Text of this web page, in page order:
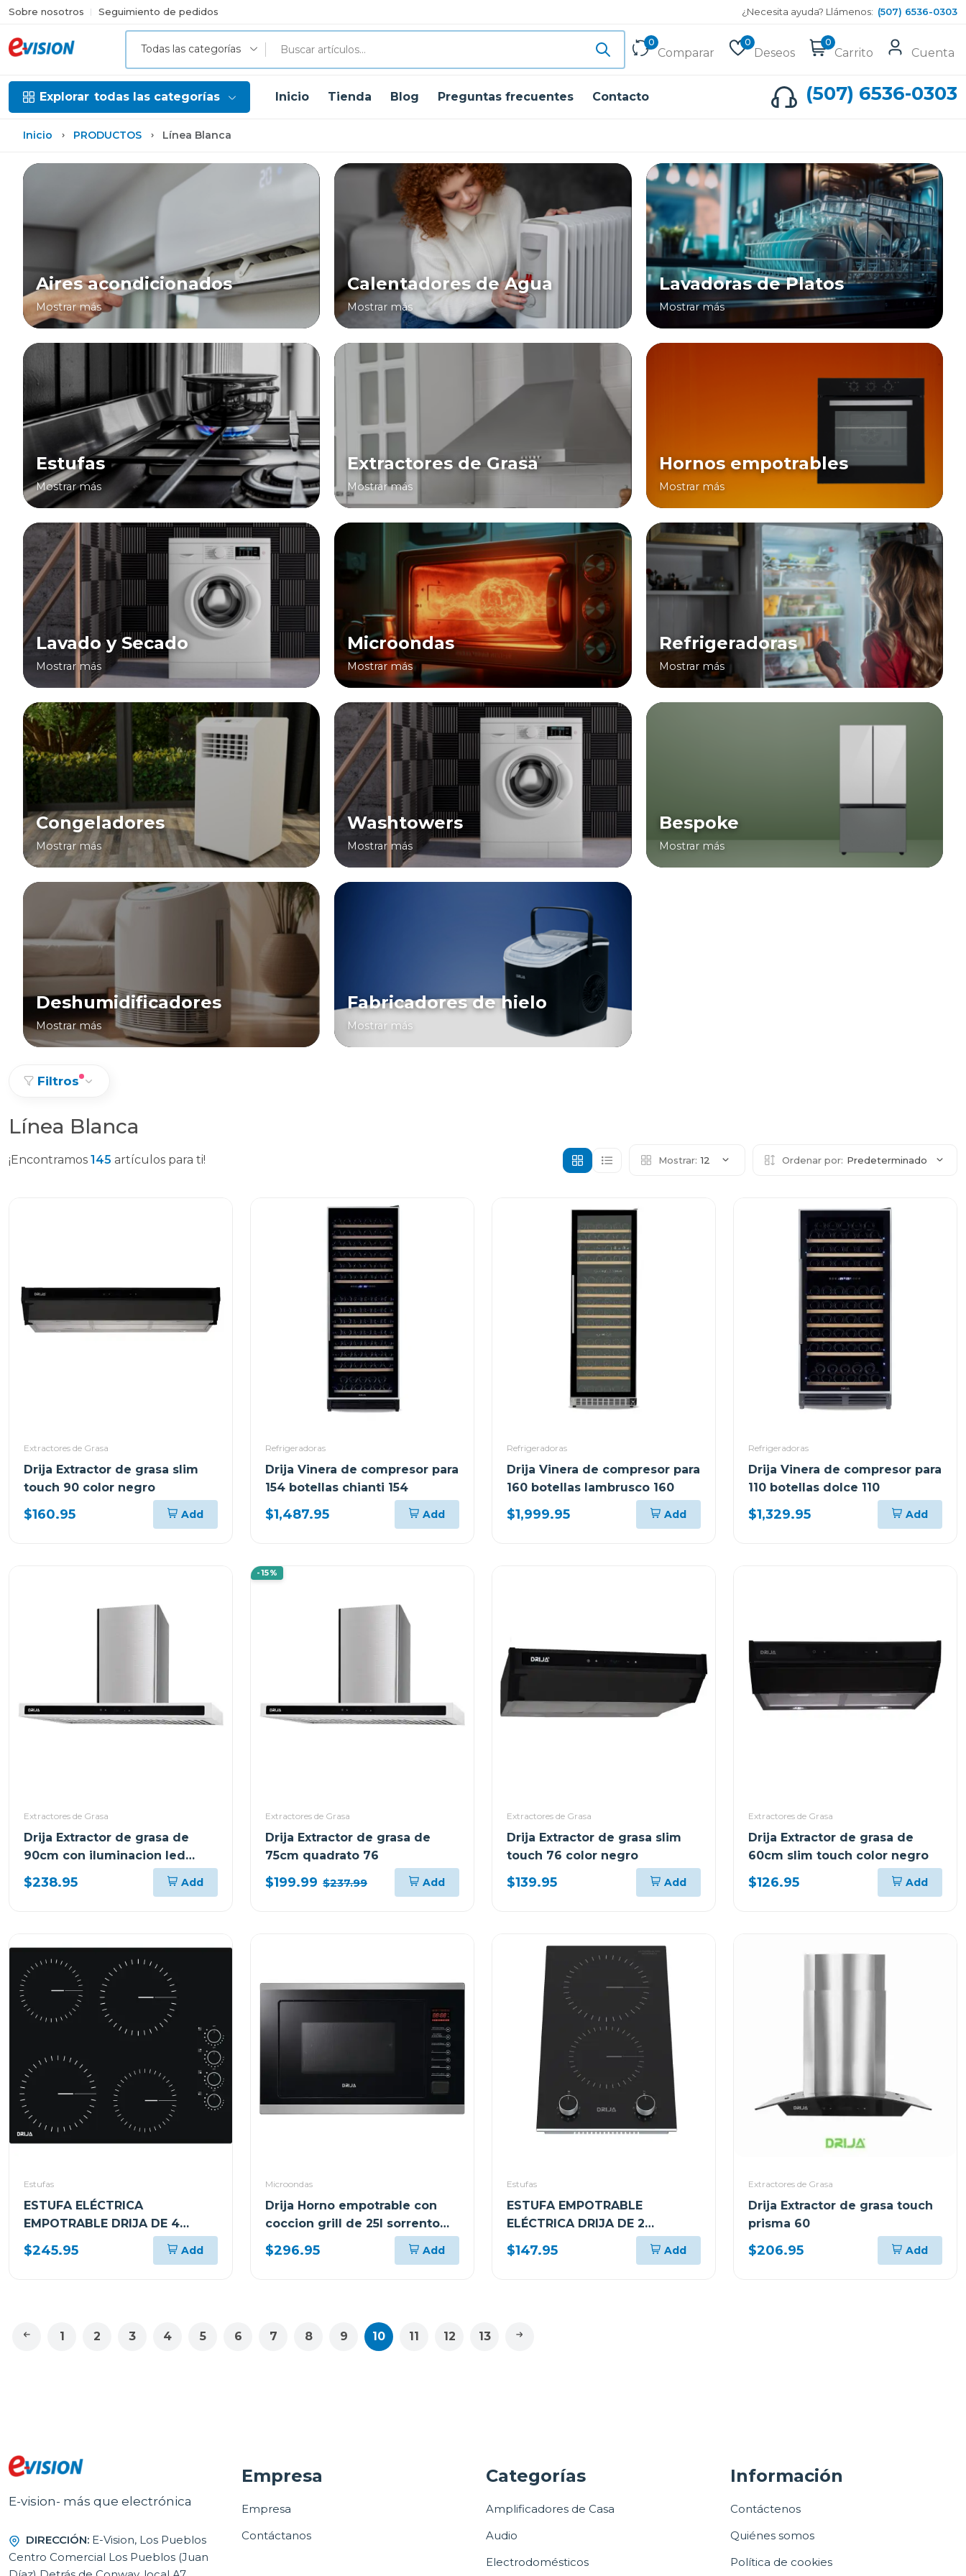
Sobre nosotros Seguimiento de pedidos ¿Necesita ayuda? Llámenos: (507) 6536-0303
Todas las categorías
0
Comparar
0
Deseos
0
Carrito Cuenta
Explorar todas las categorías Inicio Tienda Blog Preguntas frecuentes Contacto (507) 6536-0303
Inicio PRODUCTOS Línea Blanca
Aires acondicionados
Mostrar más
Calentadores de Agua
Mostrar más
Lavadoras de Platos
Mostrar más
Estufas
Mostrar más
Extractores de Grasa
Mostrar más
Hornos empotrables
Mostrar más
Lavado y Secado
Mostrar más
Microondas
Mostrar más
Refrigeradoras
Mostrar más
Congeladores
Mostrar más
Washtowers
Mostrar más
Bespoke
Mostrar más
Deshumidificadores
Mostrar más
Fabricadores de hielo
Mostrar más
Filtros
Línea Blanca
¡Encontramos 145 artículos para ti! Mostrar: 12 Ordenar por: Predeterminado
Extractores de Grasa
Drija Extractor de grasa slim
touch 90 color negro
$160.95 Add
Refrigeradoras
Drija Vinera de compresor para
154 botellas chianti 154
$1,487.95 Add
Refrigeradoras
Drija Vinera de compresor para
160 botellas lambrusco 160
$1,999.95 Add
Refrigeradoras
Drija Vinera de compresor para
110 botellas dolce 110
$1,329.95 Add
Extractores de Grasa
Drija Extractor de grasa de
90cm con iluminacion led
quadrato 90
$238.95 Add
-15%
Extractores de Grasa
Drija Extractor de grasa de
75cm quadrato 76
$199.99 $237.99 Add
Extractores de Grasa
Drija Extractor de grasa slim
touch 76 color negro
$139.95 Add
Extractores de Grasa
Drija Extractor de grasa de
60cm slim touch color negro
$126.95 Add
Estufas
ESTUFA ELÉCTRICA
EMPOTRABLE DRIJA DE 4
QUEMADORES BARI60
$245.95 Add
Microondas
Drija Horno empotrable con
coccion grill de 25l sorrento
25l
$296.95 Add
Estufas
ESTUFA EMPOTRABLE
ELÉCTRICA DRIJA DE 2
QUEMADORES BARI30
$147.95 Add
Extractores de Grasa
Drija Extractor de grasa touch
prisma 60
$206.95 Add
1 2 3 4 5 6 7 8 9 10 11 12 13
E-vision- más que electrónica
DIRECCIÓN: E-Vision, Los Pueblos
Centro Comercial Los Pueblos (Juan
Empresa
Empresa
Contáctanos
Categorías
Amplificadores de Casa
Audio
Electrodomésticos
Información
Contáctenos
Quiénes somos
Política de cookies